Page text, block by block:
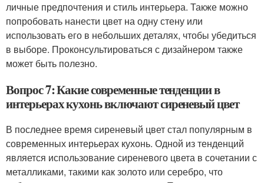
личные предпочтения и стиль интерьера. Также можно
попробовать нанести цвет на одну стену или
использовать его в небольших деталях, чтобы убедиться
в выборе. Проконсультироваться с дизайнером также
может быть полезно.
Вопрос 7: Какие современные тенденции в
интерьерах кухонь включают сиреневый цвет
В последнее время сиреневый цвет стал популярным в
современных интерьерах кухонь. Одной из тенденций
является использование сиреневого цвета в сочетании с
металликами, такими как золото или серебро, что